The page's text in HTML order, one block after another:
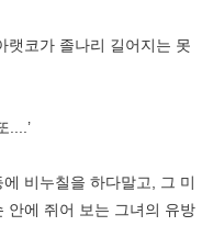
랫코가 졸나리 길어지는 못
....’
비누칠을 하다말고, 그 미
안에 쥐어 보는 그녀의 유방